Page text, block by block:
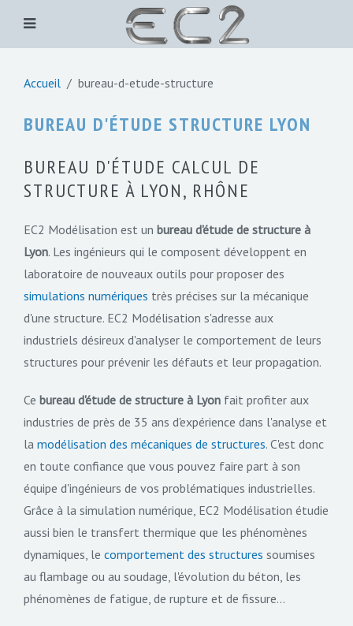
Accueil bureau-d-etude-structure
BUREAU D'ÉTUDE STRUCTURE LYON
BUREAU D'ÉTUDE CALCUL DE
STRUCTURE À LYON, RHÔNE
EC2 Modélisation est un bureau d'étude de structure à
Lyon. Les ingénieurs qui le composent développent en
laboratoire de nouveaux outils pour proposer des
simulations numériques très précises sur la mécanique
d'une structure. EC2 Modélisation s'adresse aux
industriels désireux d'analyser le comportement de leurs
structures pour prévenir les défauts et leur propagation.
Ce bureau d'étude de structure à Lyon fait profiter aux
industries de près de 35 ans d'expérience dans l'analyse et
la modélisation des mécaniques de structures. C'est donc
en toute confiance que vous pouvez faire part à son
équipe d'ingénieurs de vos problématiques industrielles.
Grâce à la simulation numérique, EC2 Modélisation étudie
aussi bien le transfert thermique que les phénomènes
dynamiques, le comportement des structures soumises
au flambage ou au soudage, l'évolution du béton, les
phénomènes de fatigue, de rupture et de fissure...